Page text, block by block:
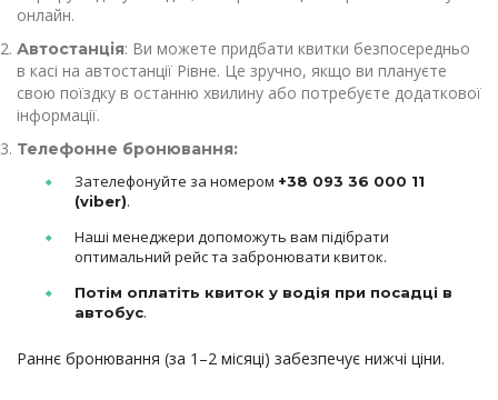
онлайн.
Автостанція: Ви можете придбати квитки безпосередньо
в касі на автостанції Рівне. Це зручно, якщо ви плануєте
свою поїздку в останню хвилину або потребуєте додаткової
інформації.
Телефонне бронювання:
Зателефонуйте за номером +38 093 36 000 11
(viber).
Наші менеджери допоможуть вам підібрати
оптимальний рейс та забронювати квиток.
Потім оплатіть квиток у водія при посадці в
автобус.
Раннє бронювання (за 1–2 місяці) забезпечує нижчі ціни.